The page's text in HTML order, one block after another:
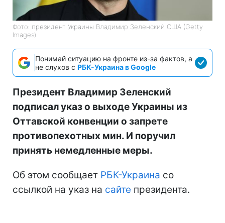
Фото: президент Украины Владимир Зеленский США (Getty
Images)
Понимай ситуацию на фронте из-за фактов, а
не слухов с РБК-Украина в Google
Президент Владимир Зеленский
подписал указ о выходе Украины из
Оттавской конвенции о запрете
противопехотных мин. И поручил
принять немедленные меры.
Об этом сообщает РБК-Украина со
ссылкой на указ на сайте президента.